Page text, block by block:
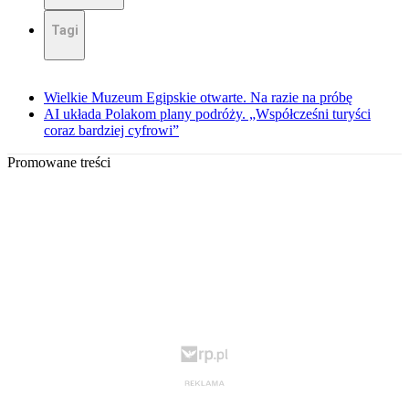
Tagi
Wielkie Muzeum Egipskie otwarte. Na razie na próbę
AI układa Polakom plany podróży. „Współcześni turyści
coraz bardziej cyfrowi”
Promowane treści